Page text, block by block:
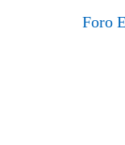
Foro